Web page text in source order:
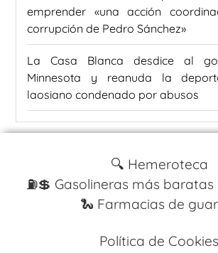
emprender «una acción
corrupción de Pedro Sánchez»
La Casa Blanca desdice al
Minnesota y reanuda la
laosiano condenado por abusos
🔍 Hemeroteca
⛽️💲 Gasolineras más
🐍 Farmacias de
Política de Cookies